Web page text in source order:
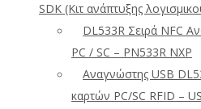
SDK (Κιτ ανάπτυξης
DL533R Σειρά NFC
PC / SC – PN533R NXP
Αναγνώστης USB
καρτών PC/SC RFID –